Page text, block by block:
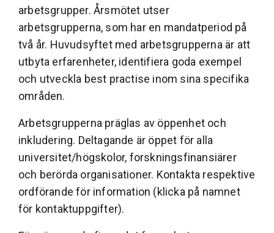
arbetsgrupper. Årsmötet utser
arbetsgrupperna, som har en mandatperiod på
två år. Huvudsyftet med arbetsgrupperna är att
utbyta erfarenheter, identifiera goda exempel
och utveckla best practise inom sina specifika
områden.
Arbetsgrupperna präglas av öppenhet och
inkludering. Deltagande är öppet för alla
universitet/högskolor, forskningsfinansiärer
och berörda organisationer. Kontakta respektive
ordförande för information (klicka på namnet
för kontaktuppgifter).